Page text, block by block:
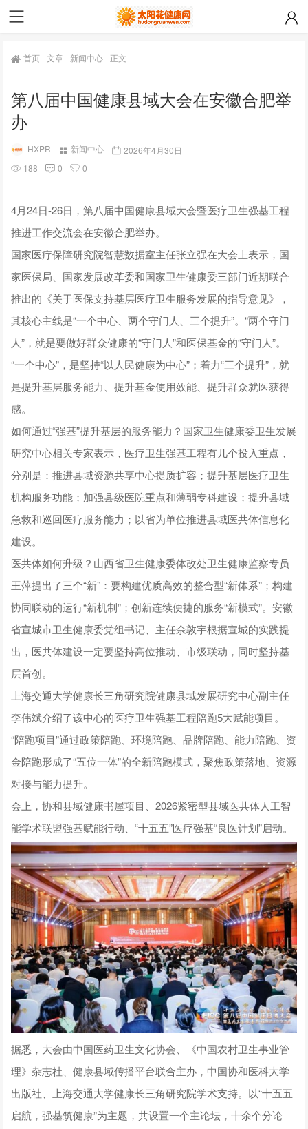
首页-文章- 新闻中心- 正文
第八届中国健康县域大会在安徽合肥举
办
HXPR 新闻中心
2026年4月30日
188
0 0
4月24日-26日，第八届中国健康县域大会暨医疗卫生强基工程
推进工作交流会在安徽合肥举办。
国家医疗保障研究院智慧数据室主任张立强在大会上表示，国
家医保局、国家发展改革委和国家卫生健康委三部门近期联合
推出的《关于医保支持基层医疗卫生服务发展的指导意见》，
其核心主线是“一个中心、两个守门人、三个提升”。“两个守门
人”，就是要做好群众健康的“守门人”和医保基金的“守门人”。
“一个中心”，是坚持“以人民健康为中心”；着力“三个提升”，就
是提升基层服务能力、提升基金使用效能、提升群众就医获得
感。
如何通过“强基”提升基层的服务能力？国家卫生健康委卫生发展
研究中心相关专家表示，医疗卫生强基工程有几个投入重点，
分别是：推进县域资源共享中心提质扩容；提升基层医疗卫生
机构服务功能；加强县级医院重点和薄弱专科建设；提升县域
急救和巡回医疗服务能力；以省为单位推进县域医共体信息化
建设。
医共体如何升级？山西省卫生健康委体改处卫生健康监察专员
王萍提出了三个“新”：要构建优质高效的整合型“新体系”；构建
协同联动的运行“新机制”；创新连续便捷的服务“新模式”。安徽
省宣城市卫生健康委党组书记、主任佘敦宇根据宣城的实践提
出，医共体建设一定要坚持高位推动、市级联动，同时坚持基
层首创。
上海交通大学健康长三角研究院健康县域发展研究中心副主任
李伟斌介绍了该中心的医疗卫生强基工程陪跑5大赋能项目。
“陪跑项目”通过政策陪跑、环境陪跑、品牌陪跑、能力陪跑、资
金陪跑形成了“五位一体”的全新陪跑模式，聚焦政策落地、资源
对接与能力提升。
会上，协和县域健康书屋项目、2026紧密型县域医共体人工智
能学术联盟强基赋能行动、“十五五”医疗强基“良医计划”启动。
据悉，大会由中国医药卫生文化协会、《中国农村卫生事业管
理》杂志社、健康县域传播平台联合主办，中国协和医科大学
出版社、上海交通大学健康长三角研究院学术支持。以“十五五
启航，强基筑健康”为主题，共设置一个主论坛，十余个分论